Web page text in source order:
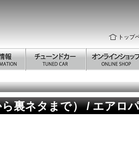
トップ
裏ネタまで） / エアロ